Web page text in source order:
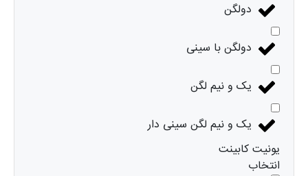
دولگن
دولگن با سینی
یک و نیم لگن
یک و نیم لگن سینی دار
یونیت کابینت
انتخاب